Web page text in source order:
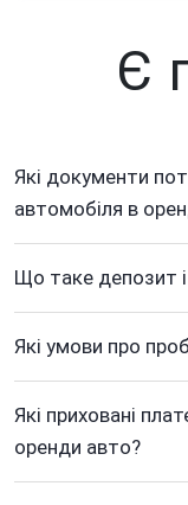
Є
Які документи
автомобіля в
Що таке депозит
Які умови про
Які приховані
оренди авто?